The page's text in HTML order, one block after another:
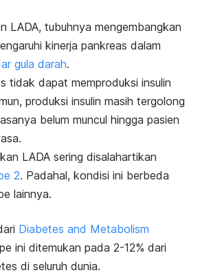
LADA, tubuhnya mengembangkan
kinerja pankreas dalam
gula darah.
tidak dapat memproduksi insulin
produksi insulin masih tergolong
belum muncul hingga pasien
LADA sering disalahartikan
2. Padahal, kondisi ini berbeda
lainnya.
Diabetes and Metabolism
ini ditemukan pada 2-12% dari
di seluruh dunia.